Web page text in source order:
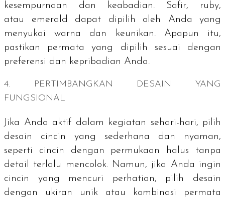
kesempurnaan dan keabadian. Safir, ruby,
atau emerald dapat dipilih oleh Anda yang
menyukai warna dan keunikan. Apapun itu,
pastikan permata yang dipilih sesuai dengan
preferensi dan kepribadian Anda.
4. PERTIMBANGKAN DESAIN YANG
FUNGSIONAL
Jika Anda aktif dalam kegiatan sehari-hari, pilih
desain cincin yang sederhana dan nyaman,
seperti cincin dengan permukaan halus tanpa
detail terlalu mencolok. Namun, jika Anda ingin
cincin yang mencuri perhatian, pilih desain
dengan ukiran unik atau kombinasi permata